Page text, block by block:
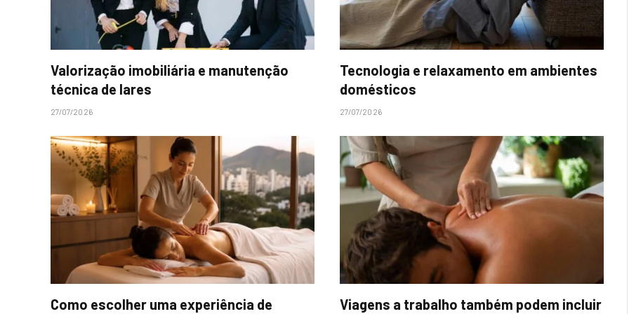
Valorização imobiliária e manutenção
técnica de lares
27/07/2026
Tecnologia e relaxamento em ambientes
domésticos
27/07/2026
Como escolher uma experiência de Viagens a trabalho também podem incluir